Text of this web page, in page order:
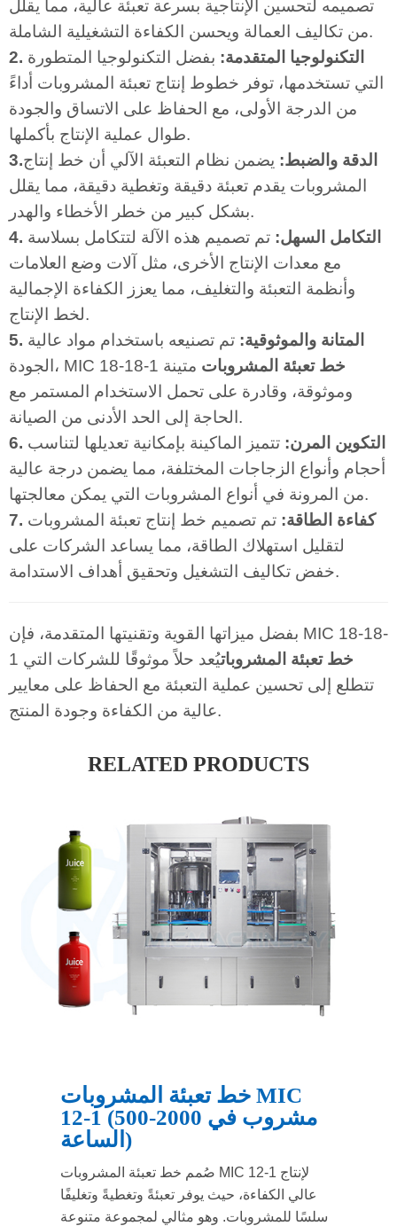
تصميمه لتحسين الإنتاجية بسرعة تعبئة عالية، مما يقلل
من تكاليف العمالة ويحسن الكفاءة التشغيلية الشاملة.
2. التكنولوجيا المتقدمة: بفضل التكنولوجيا المتطورة
التي تستخدمها، توفر خطوط إنتاج تعبئة المشروبات أداءً
من الدرجة الأولى، مع الحفاظ على الاتساق والجودة
طوال عملية الإنتاج بأكملها.
3.الدقة والضبط: يضمن نظام التعبئة الآلي أن خط إنتاج
المشروبات يقدم تعبئة دقيقة وتغطية دقيقة، مما يقلل
بشكل كبير من خطر الأخطاء والهدر.
4. التكامل السهل: تم تصميم هذه الآلة لتتكامل بسلاسة
مع معدات الإنتاج الأخرى، مثل آلات وضع العلامات
وأنظمة التعبئة والتغليف، مما يعزز الكفاءة الإجمالية
لخط الإنتاج.
5. المتانة والموثوقية: تم تصنيعه باستخدام مواد عالية
الجودة، MIC 18-18-1
خط تعبئة المشروبات متينة
وموثوقة، وقادرة على تحمل الاستخدام المستمر مع
الحاجة إلى الحد الأدنى من الصيانة.
6. التكوين المرن: تتميز الماكينة بإمكانية تعديلها لتناسب
أحجام وأنواع الزجاجات المختلفة، مما يضمن درجة عالية
من المرونة في أنواع المشروبات التي يمكن معالجتها.
7. كفاءة الطاقة: تم تصميم خط إنتاج تعبئة المشروبات
لتقليل استهلاك الطاقة، مما يساعد الشركات على
خفض تكاليف التشغيل وتحقيق أهداف الاستدامة.
بفضل ميزاتها القوية وتقنيتها المتقدمة، فإن MIC 18-18-
1
خط تعبئة المشروباتيُعد حلاً موثوقًا للشركات التي
تتطلع إلى تحسين عملية التعبئة مع الحفاظ على معايير
عالية من الكفاءة وجودة المنتج.
RELATED PRODUCTS
خط تعبئة المشروبات MIC
12-1 (500-2000 مشروب في
الساعة)
صُمم خط تعبئة المشروبات MIC 12-1 لإنتاج
عالي الكفاءة، حيث يوفر تعبئةً وتغطيةً وتغليفًا
سلسًا للمشروبات. وهو مثالي لمجموعة متنوعة